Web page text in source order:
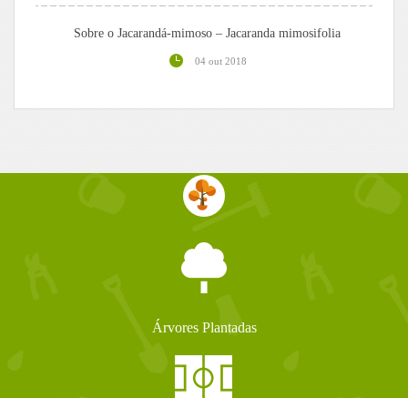
Sobre o Jacarandá-mimoso – Jacaranda mimosifolia
04 out 2018
Árvores Plantadas